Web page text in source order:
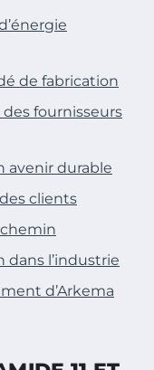
de fabrication
fournisseurs
avenir durable
clients
dans l’industrie
d’Arkema